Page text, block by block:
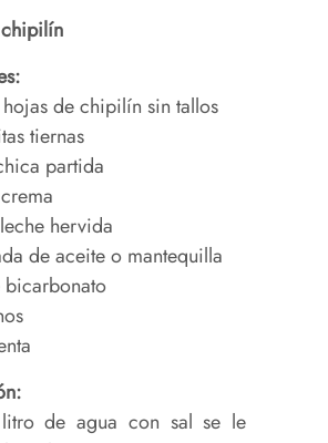
de chipilín sin tallos
tiernas
partida
hervida
de aceite o mantequilla
de agua con sal se le